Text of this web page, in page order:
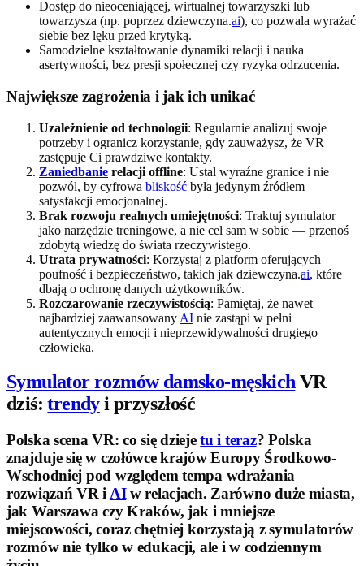
Dostęp do nieoceniającej, wirtualnej towarzyszki lub
towarzysza (np. poprzez dziewczyna.ai), co pozwala wyrażać
siebie bez lęku przed krytyką.
Samodzielne kształtowanie dynamiki relacji i nauka
asertywności, bez presji społecznej czy ryzyka odrzucenia.
Największe zagrożenia i jak ich unikać
Uzależnienie od technologii: Regularnie analizuj swoje
potrzeby i ogranicz korzystanie, gdy zauważysz, że VR
zastępuje Ci prawdziwe kontakty.
Zaniedbanie relacji offline: Ustal wyraźne granice i nie
pozwól, by cyfrowa bliskość była jedynym źródłem
satysfakcji emocjonalnej.
Brak rozwoju realnych umiejętności: Traktuj symulator
jako narzędzie treningowe, a nie cel sam w sobie — przenoś
zdobytą wiedzę do świata rzeczywistego.
Utrata prywatności: Korzystaj z platform oferujących
poufność i bezpieczeństwo, takich jak dziewczyna.ai, które
dbają o ochronę danych użytkowników.
Rozczarowanie rzeczywistością: Pamiętaj, że nawet
najbardziej zaawansowany AI nie zastąpi w pełni
autentycznych emocji i nieprzewidywalności drugiego
człowieka.
Symulator rozmów damsko-męskich VR
dziś:trendyi przyszłość
Polska scena VR: co się dziejetu i teraz? Polska
znajduje się w czołówce krajów Europy Środkowo-
Wschodniej pod względem tempa wdrażania
rozwiązań VR i AIw relacjach. Zarówno duże miasta,
jak Warszawa czy Kraków, jak i mniejsze
miejscowości, coraz chętniej korzystają z symulatorów
rozmów nie tylko w edukacji, ale i w codziennym